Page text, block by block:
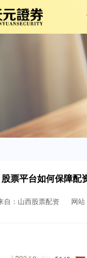
股票平台如何保障配
自：山西股票配资 网